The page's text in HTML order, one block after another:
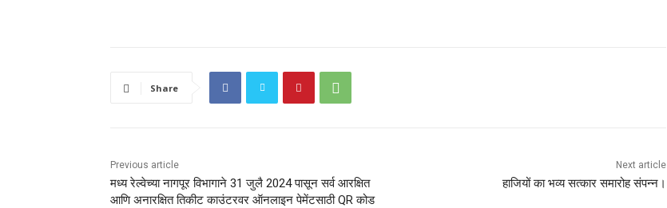
Share
Previous article
मध्य रेल्वेच्या नागपूर विभागाने 31 जुलै 2024 पासून सर्व आरक्षित
आणि अनारक्षित तिकीट काउंटरवर ऑनलाइन पेमेंटसाठी QR कोड
Next article
हाजियों का भव्य सत्कार समारोह संपन्न।